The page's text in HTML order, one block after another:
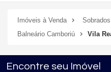
Imóveis à Venda Sobrados
Balneário Camboriú
Vila
Encontre seu Imóvel